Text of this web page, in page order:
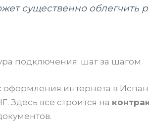
существенно облегчить
подключения: шаг за шагом
интернета в
Здесь все строится на